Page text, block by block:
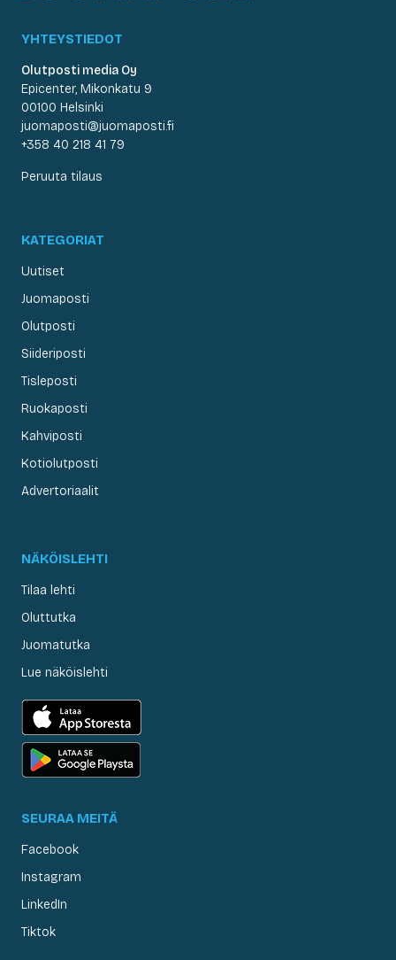
YHTEYSTIEDOT
Olutposti media Oy
Epicenter, Mikonkatu 9
00100 Helsinki
juomaposti@juomaposti.fi
+358 40 218 41 79
Peruuta tilaus
KATEGORIAT
Uutiset
Juomaposti
Olutposti
Siideriposti
Tisleposti
Ruokaposti
Kahviposti
Kotiolutposti
Advertoriaalit
NÄKÖISLEHTI
Tilaa lehti
Oluttutka
Juomatutka
Lue näköislehti
SEURAA MEITÄ
Facebook
Instagram
LinkedIn
Tiktok